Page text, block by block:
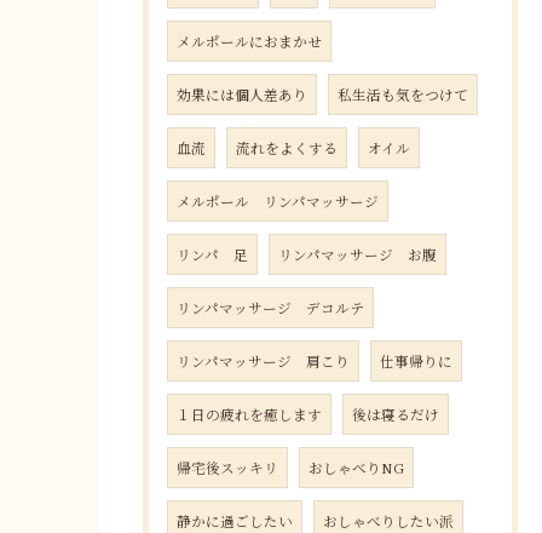
メルポールにおまかせ
効果には個人差あり 私生活も気をつけて
血流 流れをよくする オイル
メルポール リンパマッサージ
リンパ 足 リンパマッサージ お腹
リンパマッサージ デコルテ
リンパマッサージ 肩こり 仕事帰りに
１日の疲れを癒します 後は寝るだけ
帰宅後スッキリ おしゃべりNG
静かに過ごしたい おしゃべりしたい派